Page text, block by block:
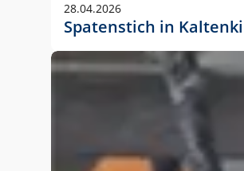
28.04.2026
Spatenstich in